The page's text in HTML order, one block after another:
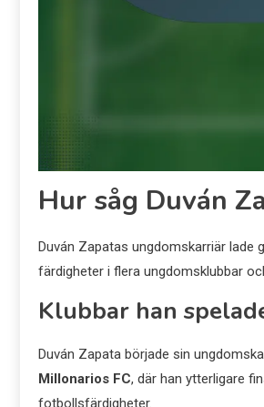
Hur såg Duván
Duván Zapatas ungdomskarriär
färdigheter i flera ungdomsklubbar
Klubbar han
Duván Zapata började sin
Millonarios FC, där han ytterligare
fotbollsfärdigheter.